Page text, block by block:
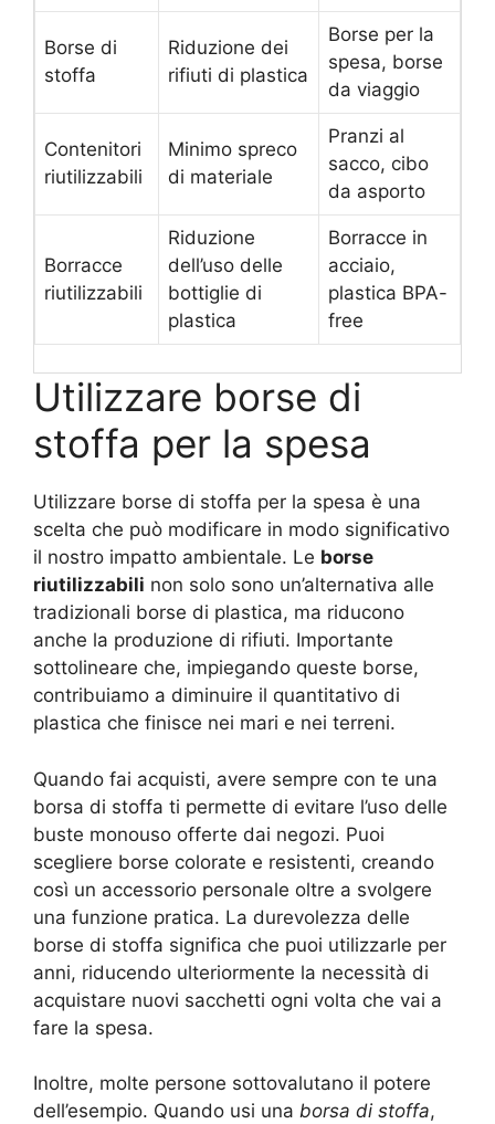
Borse di
stoffa
Riduzione dei
rifiuti di plastica
Borse per la
spesa, borse
da viaggio
Contenitori
riutilizzabili
Minimo spreco
di materiale
Pranzi al
sacco, cibo
da asporto
Borracce
riutilizzabili
Riduzione
dell’uso delle
bottiglie di
plastica
Borracce in
acciaio,
plastica BPA-
free
Utilizzare borse di
stoffa per la spesa
Utilizzare borse di stoffa per la spesa è una
scelta che può modificare in modo significativo
il nostro impatto ambientale. Le borse
riutilizzabili non solo sono un’alternativa alle
tradizionali borse di plastica, ma riducono
anche la produzione di rifiuti. Importante
sottolineare che, impiegando queste borse,
contribuiamo a diminuire il quantitativo di
plastica che finisce nei mari e nei terreni.
Quando fai acquisti, avere sempre con te una
borsa di stoffa ti permette di evitare l’uso delle
buste monouso offerte dai negozi. Puoi
scegliere borse colorate e resistenti, creando
così un accessorio personale oltre a svolgere
una funzione pratica. La durevolezza delle
borse di stoffa significa che puoi utilizzarle per
anni, riducendo ulteriormente la necessità di
acquistare nuovi sacchetti ogni volta che vai a
fare la spesa.
Inoltre, molte persone sottovalutano il potere
dell’esempio. Quando usi una borsa di stoffa,